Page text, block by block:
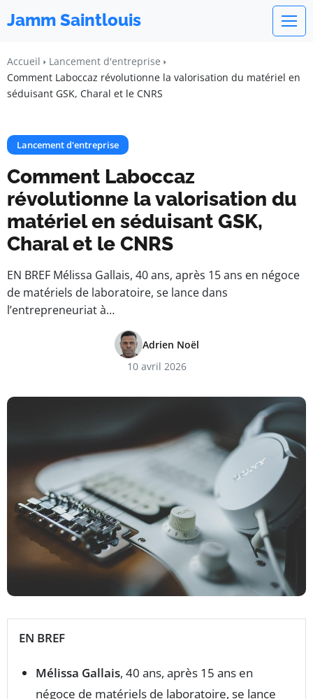
Jamm Saintlouis
Accueil
Lancement d'entreprise
Comment Laboccaz révolutionne la valorisation du matériel en
séduisant GSK, Charal et le CNRS
Lancement d'entreprise
Comment Laboccaz
révolutionne la valorisation du
matériel en séduisant GSK,
Charal et le CNRS
EN BREF Mélissa Gallais, 40 ans, après 15 ans en négoce
de matériels de laboratoire, se lance dans
l’entrepreneuriat à…
Adrien Noël
10 avril 2026
EN BREF
Mélissa Gallais, 40 ans, après 15 ans en
négoce de matériels de laboratoire, se lance